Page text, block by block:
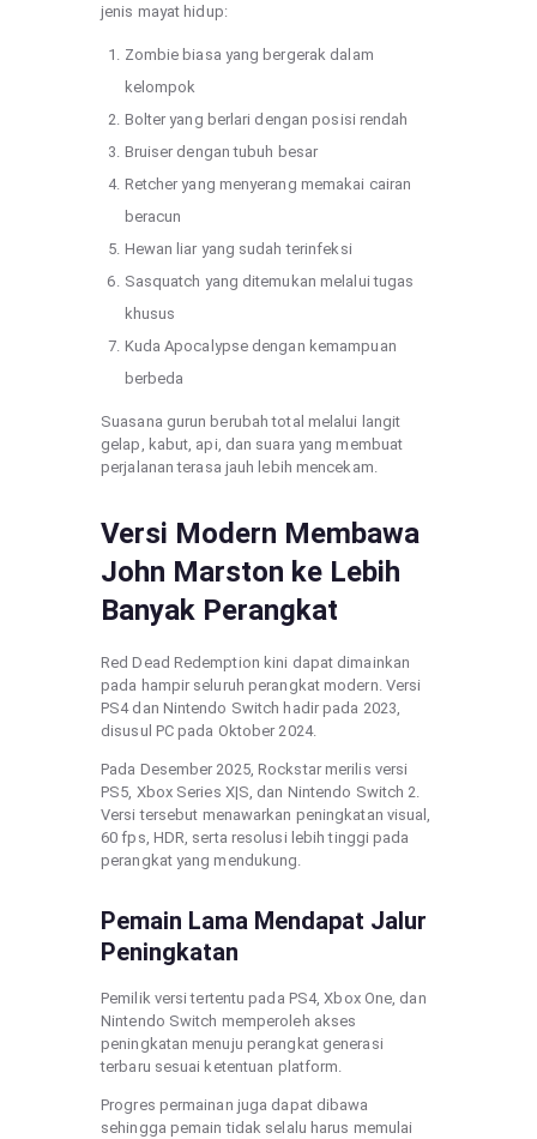
jenis mayat hidup:
Zombie biasa yang bergerak dalam
kelompok
Bolter yang berlari dengan posisi rendah
Bruiser dengan tubuh besar
Retcher yang menyerang memakai cairan
beracun
Hewan liar yang sudah terinfeksi
Sasquatch yang ditemukan melalui tugas
khusus
Kuda Apocalypse dengan kemampuan
berbeda
Suasana gurun berubah total melalui langit
gelap, kabut, api, dan suara yang membuat
perjalanan terasa jauh lebih mencekam.
Versi Modern Membawa
John Marston ke Lebih
Banyak Perangkat
Red Dead Redemption kini dapat dimainkan
pada hampir seluruh perangkat modern. Versi
PS4 dan Nintendo Switch hadir pada 2023,
disusul PC pada Oktober 2024.
Pada Desember 2025, Rockstar merilis versi
PS5, Xbox Series X|S, dan Nintendo Switch 2.
Versi tersebut menawarkan peningkatan visual,
60 fps, HDR, serta resolusi lebih tinggi pada
perangkat yang mendukung.
Pemain Lama Mendapat Jalur
Peningkatan
Pemilik versi tertentu pada PS4, Xbox One, dan
Nintendo Switch memperoleh akses
peningkatan menuju perangkat generasi
terbaru sesuai ketentuan platform.
Progres permainan juga dapat dibawa
sehingga pemain tidak selalu harus memulai